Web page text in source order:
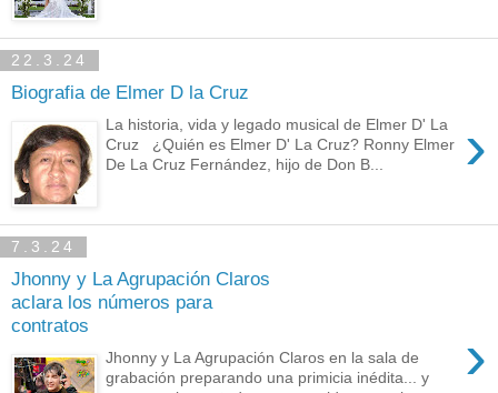
22.3.24
Biografia de Elmer D la Cruz
›
La historia, vida y legado musical de Elmer D' La
Cruz ¿Quién es Elmer D' La Cruz? Ronny Elmer
De La Cruz Fernández, hijo de Don B...
7.3.24
Jhonny y La Agrupación Claros
aclara los números para
contratos
›
Jhonny y La Agrupación Claros en la sala de
grabación preparando una primicia inédita... y